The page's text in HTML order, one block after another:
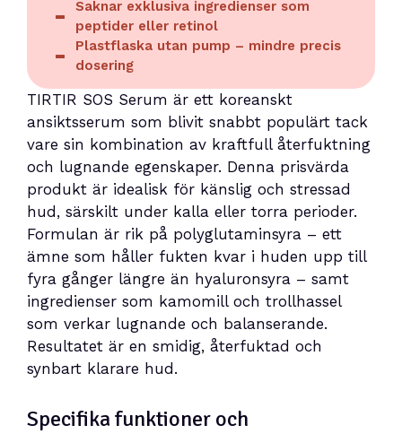
Saknar exklusiva ingredienser som
peptider eller retinol
Plastflaska utan pump – mindre precis
dosering
TIRTIR SOS Serum är ett koreanskt
ansiktsserum som blivit snabbt populärt tack
vare sin kombination av kraftfull återfuktning
och lugnande egenskaper. Denna prisvärda
produkt är idealisk för känslig och stressad
hud, särskilt under kalla eller torra perioder.
Formulan är rik på polyglutaminsyra – ett
ämne som håller fukten kvar i huden upp till
fyra gånger längre än hyaluronsyra – samt
ingredienser som kamomill och trollhassel
som verkar lugnande och balanserande.
Resultatet är en smidig, återfuktad och
synbart klarare hud.
Specifika funktioner och